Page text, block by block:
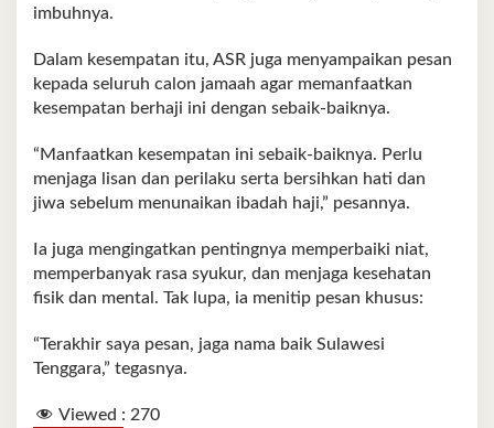
imbuhnya.
Dalam kesempatan itu, ASR juga menyampaikan pesan
kepada seluruh calon jamaah agar memanfaatkan
kesempatan berhaji ini dengan sebaik-baiknya.
“Manfaatkan kesempatan ini sebaik-baiknya. Perlu
menjaga lisan dan perilaku serta bersihkan hati dan
jiwa sebelum menunaikan ibadah haji,” pesannya.
Ia juga mengingatkan pentingnya memperbaiki niat,
memperbanyak rasa syukur, dan menjaga kesehatan
fisik dan mental. Tak lupa, ia menitip pesan khusus:
“Terakhir saya pesan, jaga nama baik Sulawesi
Tenggara,” tegasnya.
Viewed : 270